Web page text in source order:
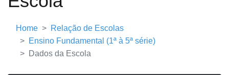
Home
Relação de Escolas
Ensino Fundamental (1ª à 5ª série)
Dados da Escola